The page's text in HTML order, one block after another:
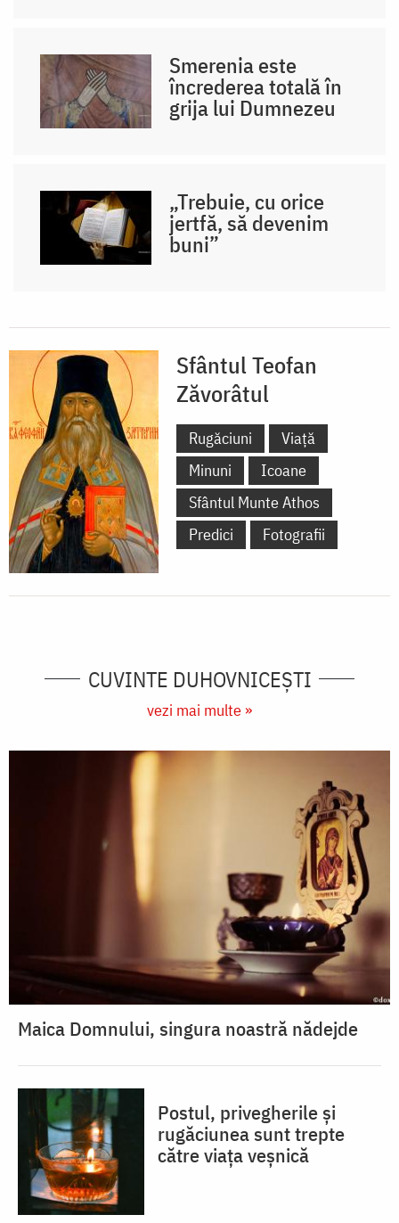
Smerenia este
încrederea totală în
grija lui Dumnezeu
„Trebuie, cu orice
jertfă, să devenim
buni”
Sfântul Teofan
Zăvorâtul
Rugăciuni
Viață
Minuni
Icoane
Sfântul Munte Athos
Predici
Fotografii
CUVINTE DUHOVNICEȘTI
vezi mai multe »
Maica Domnului, singura noastră nădejde
Postul, privegherile și
rugăciunea sunt trepte
către viața veșnică